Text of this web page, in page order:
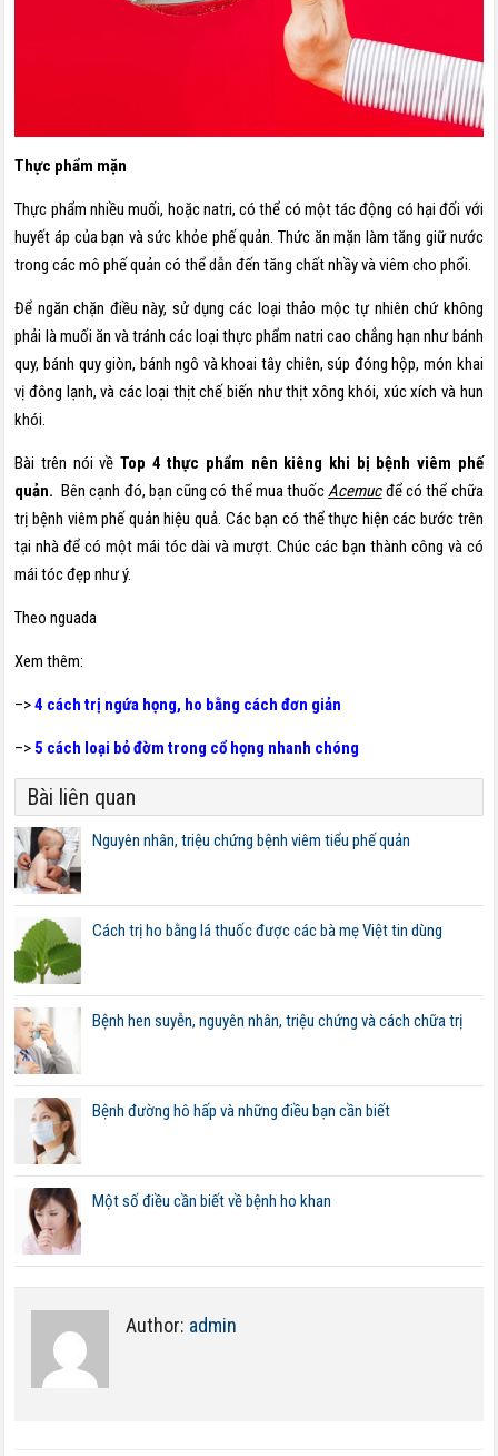
Thực phẩm mặn
Thực phẩm nhiều muối, hoặc natri, có thể có một tác động có hại đối với
huyết áp của bạn và sức khỏe phế quản. Thức ăn mặn làm tăng giữ nước
trong các mô phế quản có thể dẫn đến tăng chất nhầy và viêm cho phổi.
Để ngăn chặn điều này, sử dụng các loại thảo mộc tự nhiên chứ không
phải là muối ăn và tránh các loại thực phẩm natri cao chẳng hạn như bánh
quy, bánh quy giòn, bánh ngô và khoai tây chiên, súp đóng hộp, món khai
vị đông lạnh, và các loại thịt chế biến như thịt xông khói, xúc xích và hun
khói.
Bài trên nói vềTop 4 thực phẩm nên kiêng khi bị bệnh viêm phế
quản. Bên cạnh đó, bạn cũng có thể mua thuốcAcemucđể có thể chữa
trị bệnh viêm phế quản hiệu quả. Các bạn có thể thực hiện các bước trên
tại nhà để có một mái tóc dài và mượt. Chúc các bạn thành công và có
mái tóc đẹp như ý.
Theo nguada
Xem thêm:
–>4 cách trị ngứa họng, ho bằng cách đơn giản
–>5 cách loại bỏ đờm trong cổ họng nhanh chóng
Bài liên quan
Nguyên nhân, triệu chứng bệnh viêm tiểu phế quản
Cách trị ho bằng lá thuốc được các bà mẹ Việt tin dùng
Bệnh hen suyễn, nguyên nhân, triệu chứng và cách chữa trị
Bệnh đường hô hấp và những điều bạn cần biết
Một số điều cần biết về bệnh ho khan
Author: admin